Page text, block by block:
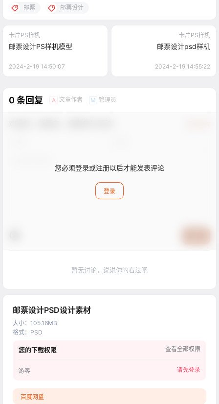
邮票 邮票设计
卡片PS样机
邮票设计PS样机模型
2024-2-19 14:50:07
卡片PS样机
邮票设计psd样机
2024-2-19 14:55:22
0 条回复 A 文章作者 M 管理员
您必须登录或注册以后才能发表评论
登录
暂无讨论，说说你的看法吧
邮票设计PSD设计素材
大小： 105.16MB
格式： PSD
您的下载权限 查看全部权限
游客 请先登录
百度网盘